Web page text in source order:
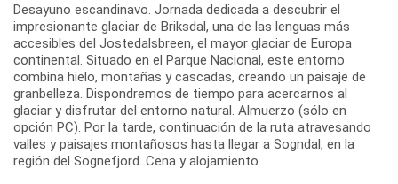
Desayuno escandinavo. Jornada dedicada a descubrir el
impresionante glaciar de Briksdal, una de las lenguas más
accesibles del Jostedalsbreen, el mayor glaciar de Europa
continental. Situado en el Parque Nacional, este entorno
combina hielo, montañas y cascadas, creando un paisaje de
granbelleza. Dispondremos de tiempo para acercarnos al
glaciar y disfrutar del entorno natural. Almuerzo (sólo en
opción PC). Por la tarde, continuación de la ruta atravesando
valles y paisajes montañosos hasta llegar a Sogndal, en la
región del Sognefjord. Cena y alojamiento.